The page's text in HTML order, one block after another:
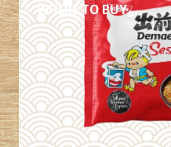
WHERE TO BUY